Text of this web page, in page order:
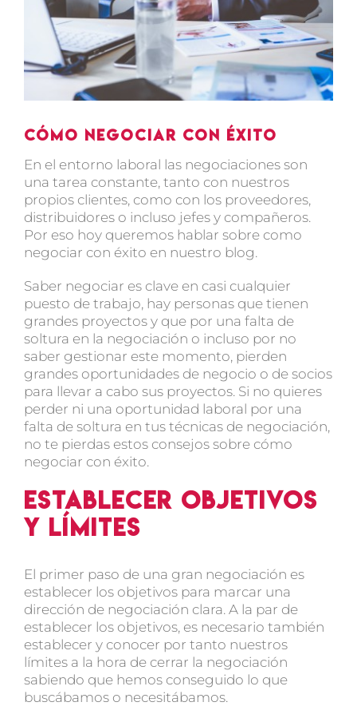
Cómo negociar con éxito
En el entorno laboral las negociaciones son
una tarea constante, tanto con nuestros
propios clientes, como con los proveedores,
distribuidores o incluso jefes y compañeros.
Por eso hoy queremos hablar sobre como
negociar con éxito en nuestro blog.
Saber negociar es clave en casi cualquier
puesto de trabajo, hay personas que tienen
grandes proyectos y que por una falta de
soltura en la negociación o incluso por no
saber gestionar este momento, pierden
grandes oportunidades de negocio o de socios
para llevar a cabo sus proyectos. Si no quieres
perder ni una oportunidad laboral por una
falta de soltura en tus técnicas de negociación,
no te pierdas estos consejos sobre cómo
negociar con éxito.
Establecer objetivos
y límites
El primer paso de una gran negociación es
establecer los objetivos para marcar una
dirección de negociación clara. A la par de
establecer los objetivos, es necesario también
establecer y conocer por tanto nuestros
límites a la hora de cerrar la negociación
sabiendo que hemos conseguido lo que
buscábamos o necesitábamos.